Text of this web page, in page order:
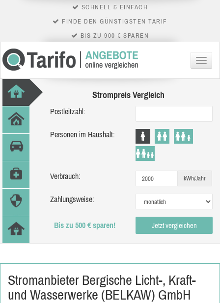
SCHNELL & EINFACH
FINDE DEN GÜNSTIGSTEN TARIF
BIS ZU 900 € SPAREN
Menü
Strompreis Vergleich
Postleitzahl:
Personen im Haushalt:
Verbrauch: kWh/Jahr
Zahlungsweise:
Bis zu 500 € sparen! Jetzt vergleichen
Stromanbieter Bergische Licht-, Kraft-
und Wasserwerke (BELKAW) GmbH